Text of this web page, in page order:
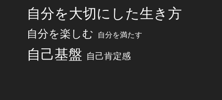
自分を大切にした生き方
自分を楽しむ 自分を満たす
自己基盤 自己肯定感